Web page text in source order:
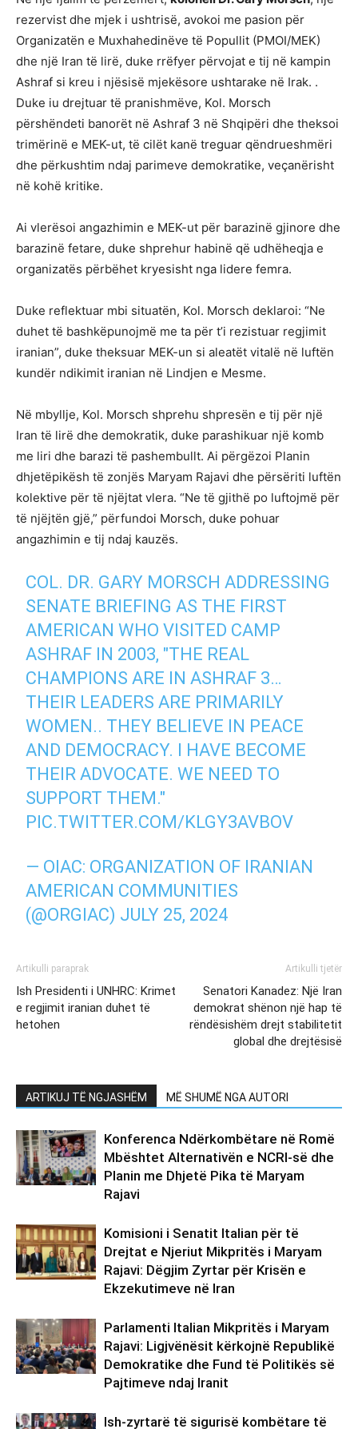
rezervist dhe mjek i ushtrisë, avokoi me pasion për
Organizatën e Muxhahedinëve të Popullit (PMOI/MEK)
dhe një Iran të lirë, duke rrëfyer përvojat e tij në kampin
Ashraf si kreu i njësisë mjekësore ushtarake në Irak. .
Duke iu drejtuar të pranishmëve, Kol. Morsch
përshëndeti banorët në Ashraf 3 në Shqipëri dhe theksoi
trimërinë e MEK-ut, të cilët kanë treguar qëndrueshmëri
dhe përkushtim ndaj parimeve demokratike, veçanërisht
në kohë kritike.
Ai vlerësoi angazhimin e MEK-ut për barazinë gjinore dhe
barazinë fetare, duke shprehur habinë që udhëheqja e
organizatës përbëhet kryesisht nga lidere femra.
Duke reflektuar mbi situatën, Kol. Morsch deklaroi: “Ne
duhet të bashkëpunojmë me ta për t’i rezistuar regjimit
iranian”, duke theksuar MEK-un si aleatët vitalë në luftën
kundër ndikimit iranian në Lindjen e Mesme.
Në mbyllje, Kol. Morsch shprehu shpresën e tij për një
Iran të lirë dhe demokratik, duke parashikuar një komb
me liri dhe barazi të pashembullt. Ai përgëzoi Planin
dhjetëpikësh të zonjës Maryam Rajavi dhe përsëriti luftën
kolektive për të njëjtat vlera. “Ne të gjithë po luftojmë për
të njëjtën gjë,” përfundoi Morsch, duke pohuar
angazhimin e tij ndaj kauzës.
COL. DR. GARY MORSCH ADDRESSING
SENATE BRIEFING AS THE FIRST
AMERICAN WHO VISITED CAMP
ASHRAF IN 2003, "THE REAL
CHAMPIONS ARE IN ASHRAF 3…
THEIR LEADERS ARE PRIMARILY
WOMEN.. THEY BELIEVE IN PEACE
AND DEMOCRACY. I HAVE BECOME
THEIR ADVOCATE. WE NEED TO
SUPPORT THEM."
PIC.TWITTER.COM/KLGY3AVBOV
— OIAC: ORGANIZATION OF IRANIAN
AMERICAN COMMUNITIES
(@ORGIAC) JULY 25, 2024
Artikulli paraprak
Ish Presidenti i UNHRC: Krimet
e regjimit iranian duhet të
hetohen
Artikulli tjetër
Senatori Kanadez: Një Iran
demokrat shënon një hap të
rëndësishëm drejt stabilitetit
global dhe drejtësisë
ARTIKUJ TË NGJASHËM MË SHUMË NGA AUTORI
Konferenca Ndërkombëtare në Romë
Mbështet Alternativën e NCRI-së dhe
Planin me Dhjetë Pika të Maryam
Rajavi
Komisioni i Senatit Italian për të
Drejtat e Njeriut Mikpritës i Maryam
Rajavi: Dëgjim Zyrtar për Krisën e
Ekzekutimeve në Iran
Parlamenti Italian Mikpritës i Maryam
Rajavi: Ligjvënësit kërkojnë Republikë
Demokratike dhe Fund të Politikës së
Pajtimeve ndaj Iranit
Ish-zyrtarë të sigurisë kombëtare të